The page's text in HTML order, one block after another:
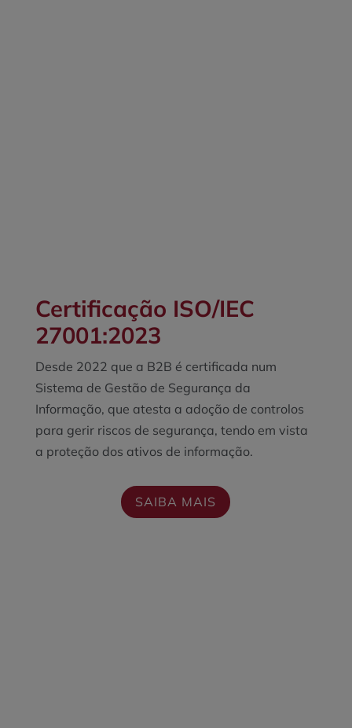
Certificação ISO/IEC
27001:2023
Desde 2022 que a B2B é certificada num
Sistema de Gestão de Segurança da
Informação, que atesta a adoção de controlos
para gerir riscos de segurança, tendo em vista
a proteção dos ativos de informação.
SAIBA MAIS